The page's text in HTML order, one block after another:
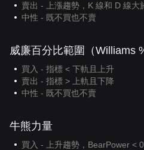
賣出 - 上漲趨勢，K 線和 D 線
中性 - 既不買也不賣
威廉百分比範圍（Williams
買入 - 指標 < 下軌且上升
賣出 - 指標 > 上軌且下降
中性 - 既不買也不賣
牛熊力量
買入 - 上升趨勢，BearPower <